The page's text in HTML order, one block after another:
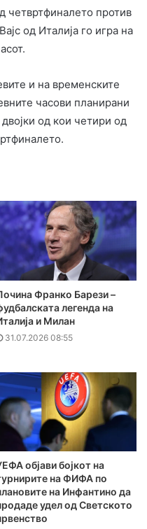
четвртфиналето против
од Италија го игра на
и на временските
часови планирани
од кои четири од
Франко Барези –
легенда на
и Милан
31.07.2026 08:55
објави бојкот на
на ФИФА по
на Инфантино да
удел од Светското